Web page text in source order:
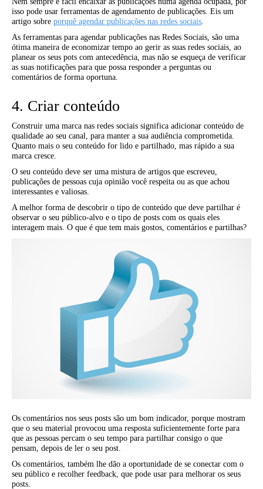
isso pode usar ferramentas de agendamento de publicações. Eis um
artigo sobre porquê agendar publicações nas redes sociais
As ferramentas para agendar publicações nas Redes Sociais, são uma
ótima maneira de economizar tempo ao gerir as suas redes sociais, ao
planear os seus pots com antecedência, mas não se esqueça de verificar
as suas notificações para que possa responder a perguntas ou
comentários de forma oportuna.
4. Criar conteúdo
Construir uma marca nas redes sociais significa adicionar conteúdo de
qualidade ao seu canal, para manter a sua audiência comprometida.
Quanto mais o seu conteúdo for lido e partilhado, mas rápido a sua
marca cresce.
O seu conteúdo deve ser uma mistura de artigos que escreveu,
publicações de pessoas cuja opinião você respeita ou as que achou
interessantes e valiosas.
A melhor forma de descobrir o tipo de conteúdo que deve partilhar é
observar o seu público-alvo e o tipo de posts com os quais eles
interagem mais. O que é que tem mais gostos, comentários e partilhas?
Os comentários nos seus posts são um bom indicador, porque mostram
que o seu material provocou uma resposta suficientemente forte para
que as pessoas percam o seu tempo para partilhar consigo o que
pensam, depois de ler o seu post.
Os comentários, também lhe dão a oportunidade de se conectar com o
seu público e recolher feedback, que pode usar para melhorar os seus
posts.